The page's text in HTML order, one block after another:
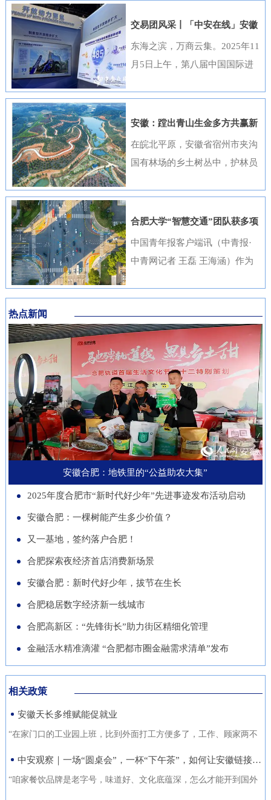
出，选送的四部作品全部获奖，
获奖数量位居全国首位，并荣
来，邮储银行安徽省分行高度重
应、热情参与。95名员工利用业
余时间潜心创作，共提交89件作
品。经过严格遴选，41件优秀作
《廉心清颂》《缝隙》等获奖作
品构思精巧、寓意深刻，将廉洁
内涵与传统文化元素相融合，充
面的扎实成效。近年来，邮储银
行安徽省分行始终将清廉金融文
化建设摆在重要位置，通过常态
化教育、制度完善与持续宣传，
推动廉洁理念内化于心、外化于
行。在开展正面宣传教育的同
时，该行也注重警示教育，特别
是面向党员领导干部开展“以案
示警、以案为戒、以案促改”专
题教育，着力构建“不敢腐、不
能腐、不想腐”的长效机制，引
态。
交易团风采丨「中安在线」安徽
元素闪耀进博会
东海之滨，万商云集。2025年11
月5日上午，第八届中国国际进
在上海开幕，安徽交易团携科技
创新成果与厚重文化底蕴再度亮
参会工作，已于9月20日在合肥
进博会外企（安徽）供需对接暨
投资交流活动”，会上，130余家
安徽本土知名企业与21家进博会
系。在本届进博会上，来自安徽
的科技企业带来多件实物展品在
中国馆展出，此外，淮南、池州
等地市的老字号、非遗项目也展
示安徽丰富的文化底蕴。进博八
年，安徽从一个“采购者”，努力
成为“战略合作者”，合作模式也
从单纯的“买产品”向“引技术、
促升级”深化。今年安徽交易团
负责组织新兴产业相关单位参会
招商。这一切都服务于一个更精
准的目标：通过进博会，赋能安
徽正在全力发展的重点产业，努
力推动展商变投资商。科技与开
最快汽车仰望U9、在2025机器
人足球世界杯上夺冠的人形机器
人、可
安徽：蹚出青山生金多方共赢新
路径
在皖北平原，安徽省宿州市夹沟
国有林场的乡土树丛中，护林员
南山区，歙县桂林国有林场的林
下基地里，农户忙着采收黄栀
林，从各自为战到联农共富，安
色变革，在守护江淮生态屏障的
同时，蹚出了一条生态效益、经
济效益、社会效益共赢的新路
径。作为全国林业大省，安徽现
有国有林场100个，经营总面积
超400万亩。近年来，安徽深入
贯彻落实习近平生态文明思想，
以国有林场改革为契机，通过创
新经营模式、拓展产业维度、深
化联农机制，让昔日“只守青山
的“助推器”、绿色经济的“新引
擎”。 扩绿兴绿护绿 筑牢美丽安
徽生态屏障清晨五点，潜山市驼
岭国有林场东风管护点，今年57
1988年参加工作起，这条巡山路
合肥大学“智慧交通”团队获多项
重要进展
中国青年报客户端讯（中青报·
中青网记者 王磊 王海涵）作为
局城市，合肥正在着力打造低空
经济“前沿阵地”。合肥大学“智
慧交通”团队正在基础理论、关
键核心技术、人才队伍、产业发
展等方面全面发力，着力支撑合
肥打造综合交通枢纽科技力量。
近年来，合肥大学智能建造与交
通学院积极布局低空交通发展新
赛道，打造安徽省智慧交通大数
据分析与应用工程实验室等学科
交叉创新平台，联合头部企业开
展低空物流、城市应急等多应用
场景技术攻关。2025年，团
队“基于无人机空天信息的高速
路施工全过程的可视化、智能化
监管需求，通过无人机与 AI 算
法结合，实现高速公路施工安全
隐患实时识别与动态预警，构建
交通领航人才实训基地建设，将
热点新闻
安徽合肥：地铁里的“公益助农大集”
2025年度合肥市“新时代好少年”先进事迹发布活动启动
安徽合肥：一棵树能产生多少价值？
又一基地，签约落户合肥！
合肥探索夜经济首店消费新场景
安徽合肥：新时代好少年，拔节在生长
合肥稳居数字经济新一线城市
合肥高新区：“先锋街长”助力街区精细化管理
金融活水精准滴灌 “合肥都市圈金融需求清单”发布
相关政策
安徽天长多维赋能促就业
“在家门口的工业园上班，比到外面打工方便多了，工作、顾家两不
中安观察｜一场“圆桌会”，一杯“下午茶”，如何让安徽链接世界？
“咱家餐饮品牌是老字号，味道好、文化底蕴深，怎么才能开到国外